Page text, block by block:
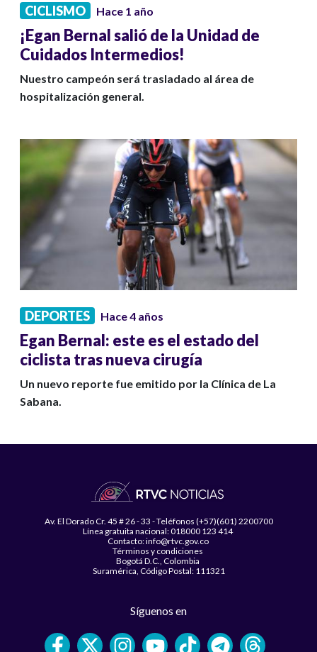
CICLISMO Hace 1 año
¡Egan Bernal salió de la Unidad de
Cuidados Intermedios!
Nuestro campeón será trasladado al área de
hospitalización general.
DEPORTES Hace 4 años
Egan Bernal: este es el estado del
ciclista tras nueva cirugía
Un nuevo reporte fue emitido por la Clínica de La
Sabana.
Av. El Dorado Cr. 45 # 26 - 33 - Teléfonos (+57)(601) 2200700
Línea gratuita nacional: 018000 123 414
Contacto: info@rtvc.gov.co
Términos y condiciones
Bogotá D.C., Colombia
Suramérica, Código Postal: 111321
Síguenos en